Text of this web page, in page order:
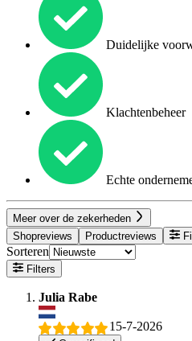
Duidelijke
Klachtenbeheer
Echte
Meer over de zekerheden
Shopreviews
Productreviews
Sorteren
Filters
Julia Rabe
15-7-2026